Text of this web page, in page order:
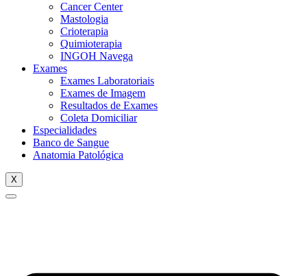
Cancer Center
Mastologia
Crioterapia
Quimioterapia
INGOH Navega
Exames
Exames Laboratoriais
Exames de Imagem
Resultados de Exames
Coleta Domiciliar
Especialidades
Banco de Sangue
Anatomia Patológica
X